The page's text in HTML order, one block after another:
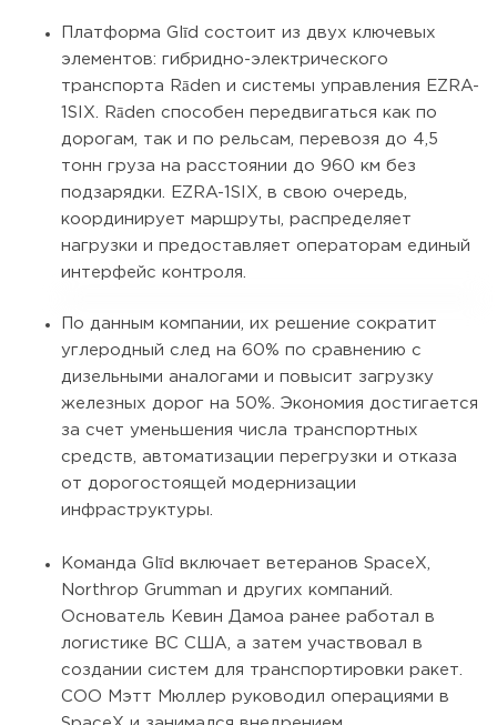
Платформа Glīd состоит из двух ключевых
элементов: гибридно-электрического
транспорта Rāden и системы управления EZRA-
1SIX. Rāden способен передвигаться как по
дорогам, так и по рельсам, перевозя до 4,5
тонн груза на расстоянии до 960 км без
подзарядки. EZRA-1SIX, в свою очередь,
координирует маршруты, распределяет
нагрузки и предоставляет операторам единый
интерфейс контроля.
По данным компании, их решение сократит
углеродный след на 60% по сравнению с
дизельными аналогами и повысит загрузку
железных дорог на 50%. Экономия достигается
за счет уменьшения числа транспортных
средств, автоматизации перегрузки и отказа
от дорогостоящей модернизации
инфраструктуры.
Команда Glīd включает ветеранов SpaceX,
Northrop Grumman и других компаний.
Основатель Кевин Дамоа ранее работал в
логистике ВС США, а затем участвовал в
создании систем для транспортировки ракет.
COO Мэтт Мюллер руководил операциями в